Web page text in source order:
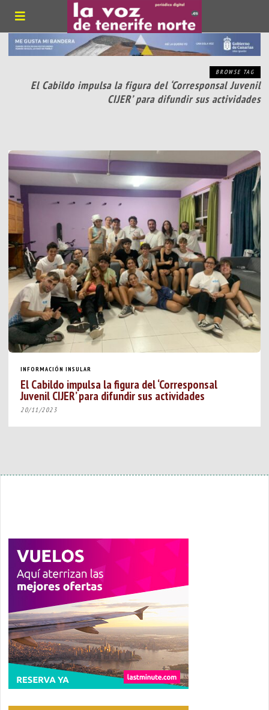
BROWSE TAG
El Cabildo impulsa la figura del ‘Corresponsal Juvenil
CIJER’ para difundir sus actividades
INFORMACIÓN INSULAR
El Cabildo impulsa la figura del ‘Corresponsal
Juvenil CIJER’ para difundir sus actividades
20/11/2023